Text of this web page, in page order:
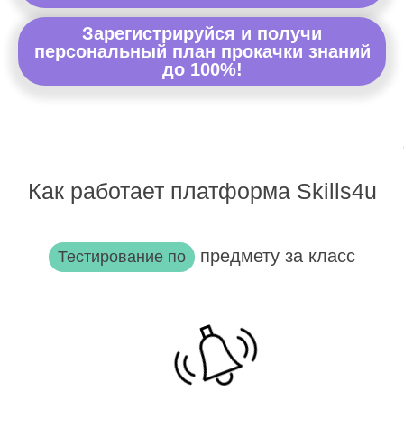
Зарегистрируйся и получи
персональный план прокачки знаний
до 100%!
Как работает платформа Skills4u
Тестирование по предмету за класс